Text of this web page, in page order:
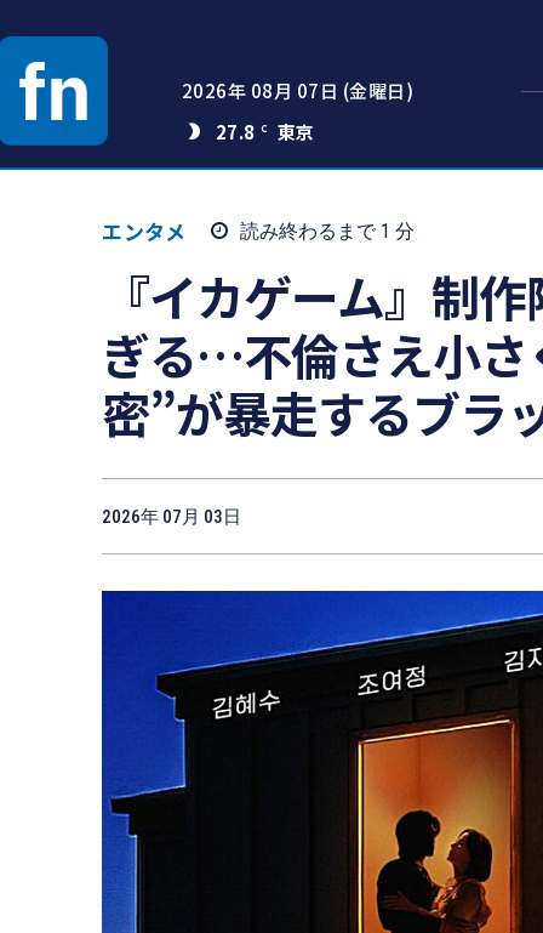
2026年 08月 07日 (金曜日)
27.8 C
エンタメ 読み終わるまで 1 分
『イカゲーム』制
ぎる…不倫さえ小さ
密”が暴走するブラ
2026年 07月 03日